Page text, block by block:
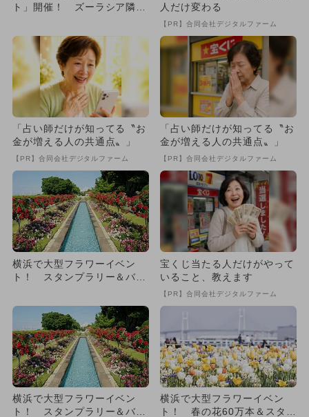
ト」開催！ ズーラシア隣接
人だけ変わる
【PR】合同会社デジタルファーム
「占い師だけが知ってる〝お
金が増える人の共通点〟」
【PR】合同会社デジタルファーム
「占い師だけが知ってる〝お
金が増える人の共通点〟」
【PR】合同会社デジタルファーム
横浜で大型フラワーイベン
ト！ スタンプラリー＆バラ
宝くじ当たる人だけがやって
いること、教えます
【PR】合同会社デジタルファーム
横浜で大型フラワーイベン
ト！ スタンプラリー＆バラ
横浜で大型フラワーイベン
ト！ 春の花60万本＆スタン